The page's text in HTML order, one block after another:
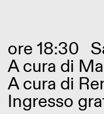
ore 18:30
A cura di
A cura di
Ingresso